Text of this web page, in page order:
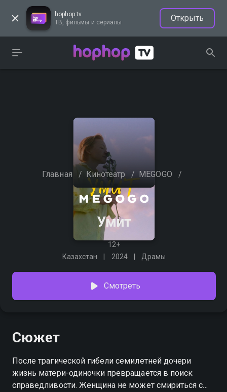
hophop.tv
ТВ, фильмы и сериалы
Открыть
Главная / Кинотеатр / MEGOGO /
Умит
12+
Казахстан
2024 Драмы
Смотреть
Сюжет
После трагической гибели семилетней дочери
жизнь матери-одиночки превращается в поиск
справедливости. Женщина не может смириться с